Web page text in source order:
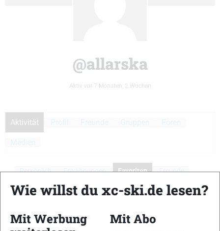
@allarska
Aktiv vor 7 Monaten, 2 Wochen
Aktivität
Persönlich Erwähnungen Favoriten
Freunde
Gruppen
Aktivitäten der Mitglieder
Wie willst du xc-ski.de lesen?
Mit Werbung
Mit Abo